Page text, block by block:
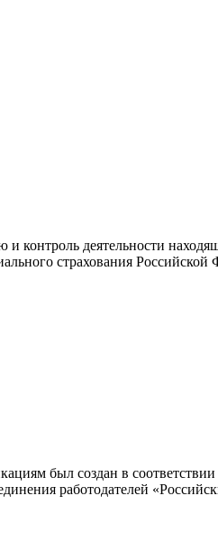
деятельности
страхования Российской
был создан в
работодателей